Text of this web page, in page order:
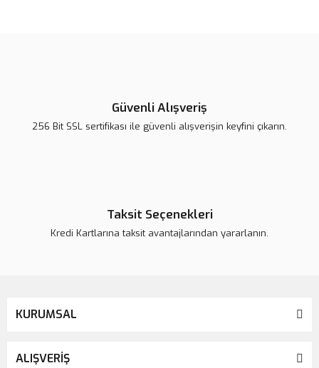
Güvenli Alışveriş
256 Bit SSL sertifikası ile güvenli alışverişin keyfini çıkarın.
Taksit Seçenekleri
Kredi Kartlarına taksit avantajlarından yararlanın.
KURUMSAL
ALIŞVERİŞ